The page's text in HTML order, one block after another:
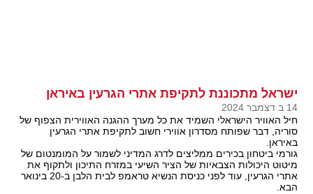
ישראל מתכוננת לתקיפת אתרי הגרעין באיראן
14 ב דצמבר 2024
חיל האוויר הישראלי השמיד את כל מערך ההגנה האווירית הצפוף של
סוריה, דבר שפותח מסדרון אווירי חשוב לתקיפת אתרי הגרעין
באיראן.
גורמי ביטחון בכירים ממליצים לדרג המדיני לשמור על המומנטום של
מיטוט היכולות הצבאיות של הציר השיעי במזרח התיכון ולתקוף את
אתרי הגרעין, עוד לפני כניסת הנשיא טראמפ לבית הלבן ב-20 בינואר
הבא.